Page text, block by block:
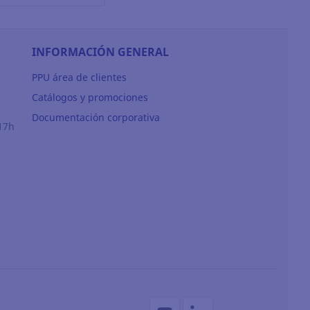
INFORMACIÓN GENERAL
PPU área de clientes
Catálogos y promociones
Documentación corporativa